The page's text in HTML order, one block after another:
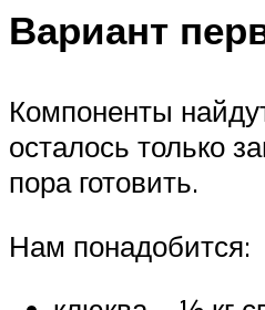
Вариант
Компоненты
осталось только
пора готовить.
Нам понадобится: